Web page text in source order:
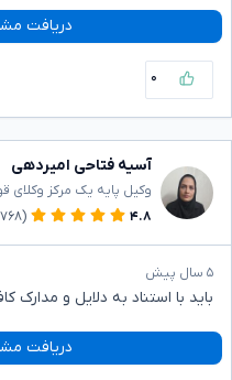
دریافت
۰
آسیه فتاحی امیردهی
وکیل پایه یک مرکز وکلای
۴.۸
(۲۷۶۸)
۵ سال پیش
باید با استناد به دلایل و
دریافت